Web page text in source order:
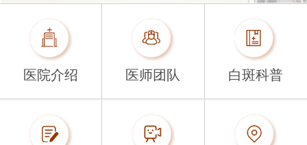
医院介绍 医师团队 白斑科普